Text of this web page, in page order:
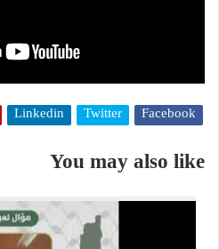
Facebook
Twitter
Linkedin
You may also like